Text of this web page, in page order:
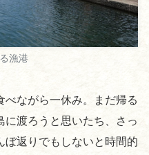
漁港
べながら一休み。まだ帰る
に渡ろうと思いたち、さっ
ぼ返りでもしないと時間的